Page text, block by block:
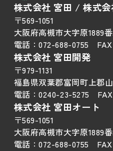
株式会社 宮田 / 株式
〒569-1051
大阪府高槻市大字原1889
電話：072-688-0755 FAX
株式会社 宮田開発
〒979-1131
福島県双葉郡富岡町上郡
電話：0240-23-5275 FAX
株式会社 宮田オート
〒569-1051
大阪府高槻市大字原1889
電話：072-688-0755 FAX